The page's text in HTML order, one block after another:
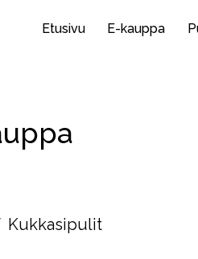
Etusivu E-kauppa
Kukkasipulit